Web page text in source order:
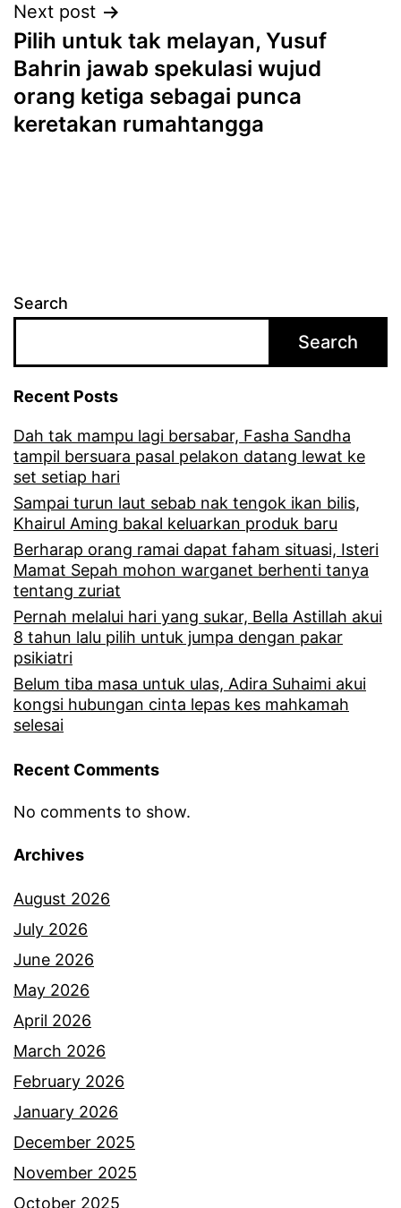
Next post
Pilih untuk tak melayan, Yusuf
Bahrin jawab spekulasi wujud
orang ketiga sebagai punca
keretakan rumahtangga
Search
Search
Recent Posts
Dah tak mampu lagi bersabar, Fasha Sandha
tampil bersuara pasal pelakon datang lewat ke
set setiap hari
Sampai turun laut sebab nak tengok ikan bilis,
Khairul Aming bakal keluarkan produk baru
Berharap orang ramai dapat faham situasi, Isteri
Mamat Sepah mohon warganet berhenti tanya
tentang zuriat
Pernah melalui hari yang sukar, Bella Astillah akui
8 tahun lalu pilih untuk jumpa dengan pakar
psikiatri
Belum tiba masa untuk ulas, Adira Suhaimi akui
kongsi hubungan cinta lepas kes mahkamah
selesai
Recent Comments
No comments to show.
Archives
August 2026
July 2026
June 2026
May 2026
April 2026
March 2026
February 2026
January 2026
December 2025
November 2025
October 2025